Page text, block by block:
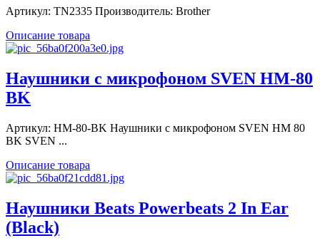
Артикул: TN2335 Производитель: Brother
Описание товара
Наушники с микрофоном SVEN HM-80
BK
Артикул: HM-80-BK Наушники с микрофоном SVEN HM 80
BK SVEN ...
Описание товара
Наушники Beats Powerbeats 2 In Ear
(Black)